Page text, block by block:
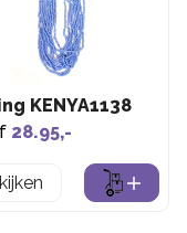
KENYA1138
28.95,-